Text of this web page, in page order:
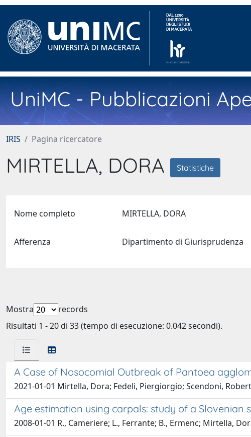
UniMC - Pubblicazioni
IRIS Pagina ricercatore
MIRTELLA, DORA Statistiche
Nome completo MIRTELLA, DORA
Afferenza Dipartimento di Giurisprudenza
Mostra
records
Risultati 1 - 20 di 33 (tempo di esecuzione: 0.042 secondi).
A Case of Nosocomial Outbreak of Pantoea
2021-01-01 Mirtella, Dora; Fedeli, Piergiorgio; Scendoni,
Age estimation using carpals: study of a Slovenian
2008-01-01 R., Cameriere; L., Ferrante; B., Ermenc; Mirtella,